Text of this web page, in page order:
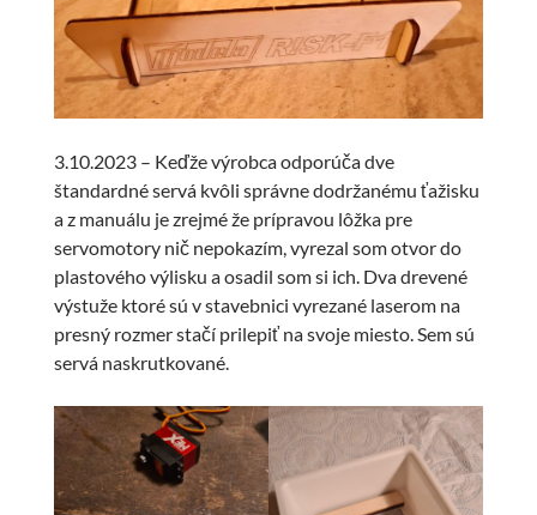
3.10.2023 – Keďže výrobca odporúča dve
štandardné servá kvôli správne dodržanému ťažisku
a z manuálu je zrejmé že prípravou lôžka pre
servomotory nič nepokazím, vyrezal som otvor do
plastového výlisku a osadil som si ich. Dva drevené
výstuže ktoré sú v stavebnici vyrezané laserom na
presný rozmer stačí prilepiť na svoje miesto. Sem sú
servá naskrutkované.